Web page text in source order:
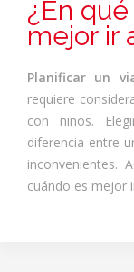
¿En
mejor ir
Planificar un
requiere
con niños.
diferencia entre
inconvenientes.
cuándo es mejor